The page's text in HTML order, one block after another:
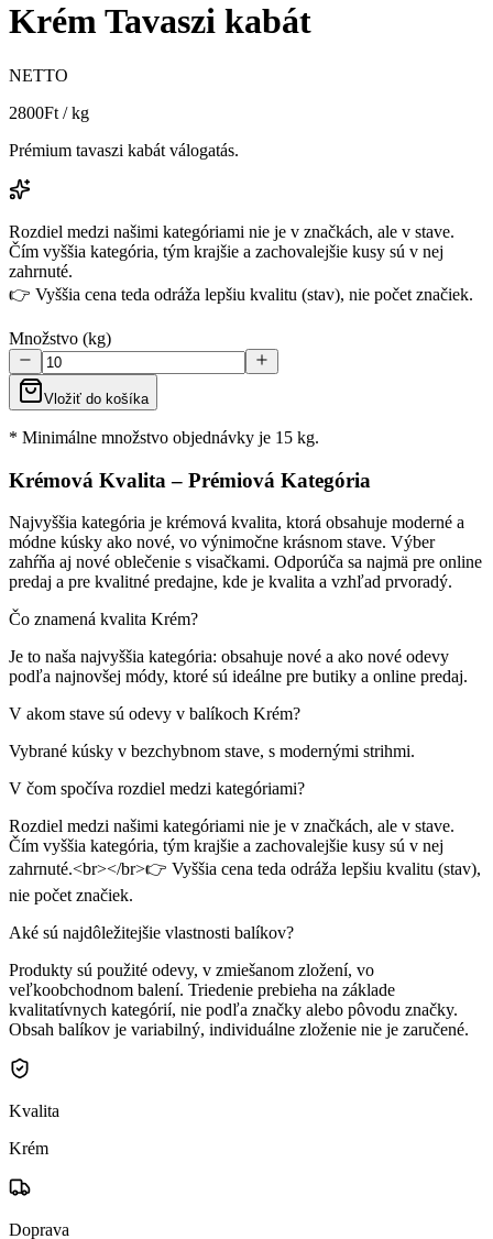
Krém Tavaszi kabát
NETTO
2800Ft / kg
Prémium tavaszi kabát válogatás.
Rozdiel medzi našimi kategóriami nie je v značkách, ale v stave.
Čím vyššia kategória, tým krajšie a zachovalejšie kusy sú v nej
zahrnuté.
👉 Vyššia cena teda odráža lepšiu kvalitu (stav), nie počet značiek.
Množstvo (kg)
Vložiť do košíka
* Minimálne množstvo objednávky je 15 kg.
Krémová Kvalita – Prémiová Kategória
Najvyššia kategória je krémová kvalita, ktorá obsahuje moderné a
módne kúsky ako nové, vo výnimočne krásnom stave. Výber
zahŕňa aj nové oblečenie s visačkami. Odporúča sa najmä pre online
predaj a pre kvalitné predajne, kde je kvalita a vzhľad prvoradý.
Čo znamená kvalita Krém?
Je to naša najvyššia kategória: obsahuje nové a ako nové odevy
podľa najnovšej módy, ktoré sú ideálne pre butiky a online predaj.
V akom stave sú odevy v balíkoch Krém?
Vybrané kúsky v bezchybnom stave, s modernými strihmi.
V čom spočíva rozdiel medzi kategóriami?
Rozdiel medzi našimi kategóriami nie je v značkách, ale v stave.
Čím vyššia kategória, tým krajšie a zachovalejšie kusy sú v nej
zahrnuté.<br></br>👉 Vyššia cena teda odráža lepšiu kvalitu (stav),
nie počet značiek.
Aké sú najdôležitejšie vlastnosti balíkov?
Produkty sú použité odevy, v zmiešanom zložení, vo
veľkoobchodnom balení. Triedenie prebieha na základe
kvalitatívnych kategórií, nie podľa značky alebo pôvodu značky.
Obsah balíkov je variabilný, individuálne zloženie nie je zaručené.
Kvalita
Krém
Doprava